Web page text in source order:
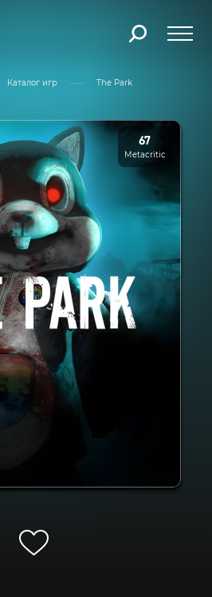
Каталог игр The Park
67
Metacritic